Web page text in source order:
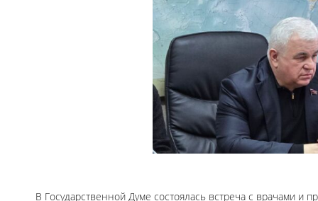
В Государственной Думе состоялась встреча с врачами